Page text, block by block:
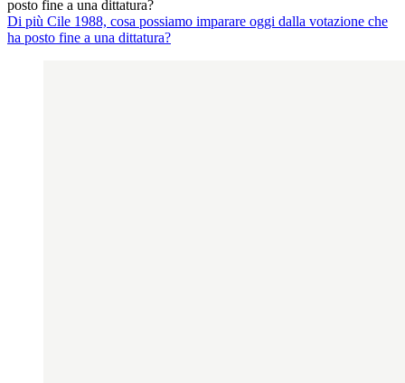
posto fine a una dittatura?
Di più Cile 1988, cosa possiamo imparare oggi dalla votazione che
ha posto fine a una dittatura?